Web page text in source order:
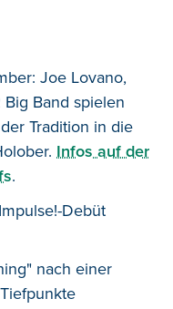
Joe Lovano,
Band spielen
Tradition in die
Infos auf der
.
Debüt
nach einer